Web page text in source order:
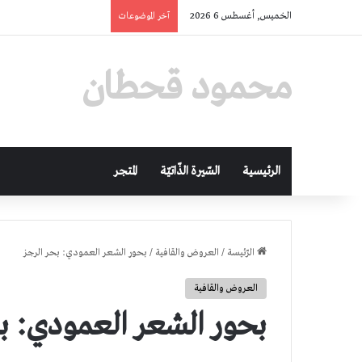
الخميس, أغسطس 6 2026 آخر الموضوعات
محمود قحطان
الرئيسية السّيرة الذّاتيّة المتجر
الرّئيسة / العروض والقافية / بحور الشعر العمودي: بحر الرجز
العروض والقافية
بحور الشعر العمودي: